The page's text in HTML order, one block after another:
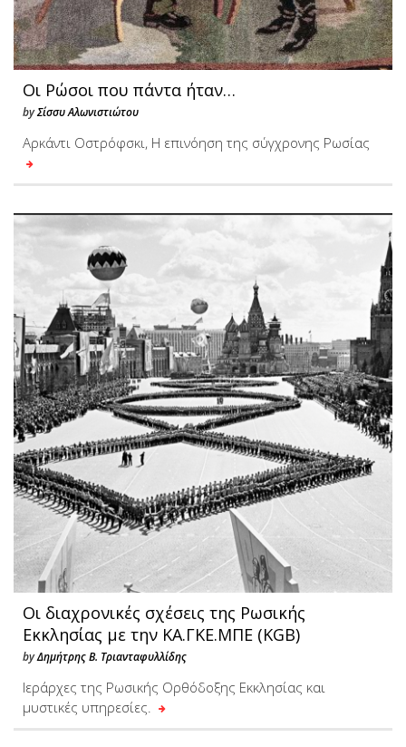
Οι Ρώσοι που πάντα ήταν…
byΣίσσυ Αλωνιστιώτου
Αρκάντι Οστρόφσκι, Η επινόηση της σύγχρονης Ρωσίας
Οι διαχρονικές σχέσεις της Ρωσικής
Εκκλησίας με την ΚΑ.ΓΚΕ.ΜΠΕ (KGB)
byΔημήτρης Β. Τριανταφυλλίδης
Ιεράρχες της Ρωσικής Ορθόδοξης Εκκλησίας και
μυστικές υπηρεσίες.